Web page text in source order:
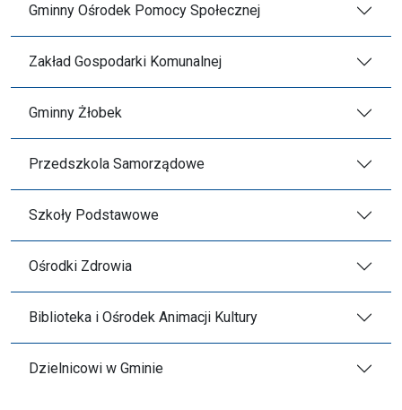
Gminny Ośrodek Pomocy Społecznej
Zakład Gospodarki Komunalnej
Gminny Żłobek
Przedszkola Samorządowe
Szkoły Podstawowe
Ośrodki Zdrowia
Biblioteka i Ośrodek Animacji Kultury
Dzielnicowi w Gminie